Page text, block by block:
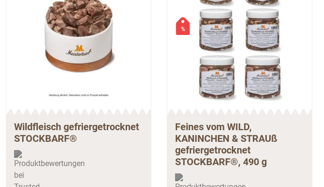
Wildfleisch gefriergetrocknet
STOCKBARF®
%
Feines vom WILD,
KANINCHEN & STRAUß
gefriergetrocknet
STOCKBARF®, 490 g